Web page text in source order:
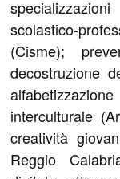
scolastico-
(Cisme);
decostruzione
interculturale
creatività
Reggio